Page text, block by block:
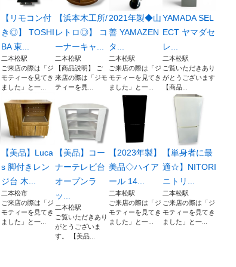
【リモコン付
き◎】 TOSHI
BA 東...
二本松駅
ご来店の際は「ジ
モティーを見てき
ました」と一...
【浜本木工所/
レトロ◎】 コ
ーナーキャ...
二本松駅
【商品説明】 ご
来店の際は「ジモ
ティーを見...
2021年製◆山
善 YAMAZEN
タ...
二本松駅
ご来店の際は「ジ
モティーを見てき
ました」と一...
YAMADA SEL
ECT ヤマダセ
レ...
二本松駅
ご覧いただきあり
がとうございます
【商品...
【美品】Luca
s 脚付きレン
ジ台 木...
二本松市
ご来店の際は「ジ
モティーを見てき
ました」と一...
【美品】コー
ナーテレビ台
オープンラ
ッ...
二本松駅
ご覧いただきあり
がとうございま
す。 【美品...
【2023年製】
美品◇ハイア
ール 14...
二本松駅
ご来店の際は「ジ
モティーを見てき
ました」と一...
【単身者に最
適☆】NITORI
ニトリ...
二本松駅
ご来店の際は「ジ
モティーを見てき
ました」と一...